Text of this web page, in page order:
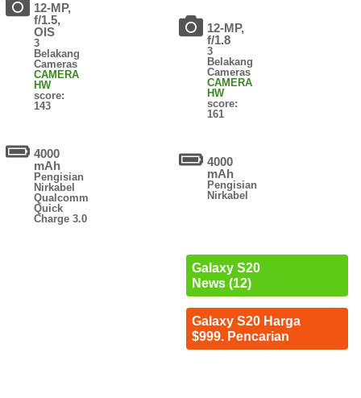
12-MP,
f/1.5,
OIS
3
Belakang
Cameras
CAMERA
HW
score:
143
4000
mAh
Pengisian
Nirkabel
Qualcomm
Quick
Charge 3.0
12-MP,
f/1.8
3
Belakang
Cameras
CAMERA
HW
score:
161
4000
mAh
Pengisian
Nirkabel
Galaxy S20
News (12)
Galaxy S20 Harga
$999. Pencarian